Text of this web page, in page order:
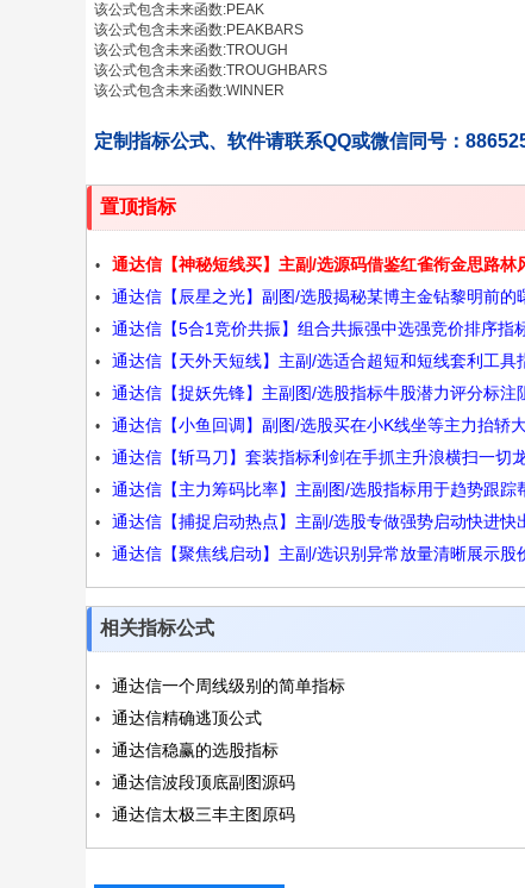
该公式包含未来函数:PEAK
该公式包含未来函数:PEAKBARS
该公式包含未来函数:TROUGH
该公式包含未来函数:TROUGHBARS
该公式包含未来函数:WINNER
定制指标公式、软件请联系QQ或微信同号：
置顶指标
通达信【神秘短线买】主副/选源码借鉴红雀衔金思路林
师作品源码指标源码
通达信【辰星之光】副图/选股揭秘某博主金钻黎明前的
时刻指标无未来源码
通达信【5合1竞价共振】组合共振强中选强竞价排序指
金钻5合1中数大源码
通达信【天外天短线】主副/选适合超短和短线套利工具
公式源码
通达信【捉妖先锋】主副图/选股指标牛股潜力评分标注
与支撑位源码
通达信【小鱼回调】副图/选股买在小K线坐等主力抬轿
码 通达信【斩马刀】套装指标利剑在手抓主升浪横扫一切
股源码
通达信【主力筹码比率】主副图/选股指标用于趋势跟踪
投资者把握主力动向源码
通达信【捕捉启动热点】主副/选股专做强势启动快进快
短线模式源码
通达信【聚焦线启动】主副/选识别异常放量清晰展示股
期趋势源码
相关指标公式
通达信一个周线级别的简单指标
通达信精确逃顶公式
通达信稳赢的选股指标
通达信波段顶底副图源码
通达信太极三丰主图原码